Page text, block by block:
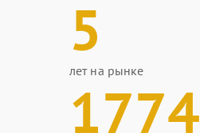
5
лет на рынке
1774